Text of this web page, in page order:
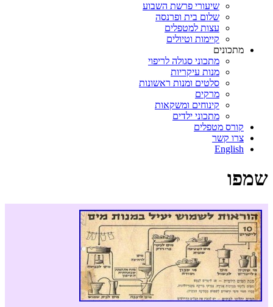
שיעורי פרשת השבוע
שלום בית ופרנסה
עצות למטפלים
קיימות וטיולים
מתכונים
מתכוני סגולה לריפוי
מנות עיקריות
סלטים ומנות ראשונות
מרקים
קינוחים ומשקאות
מתכוני ילדים
קורס מטפלים
צרו קשר
English
שמפו